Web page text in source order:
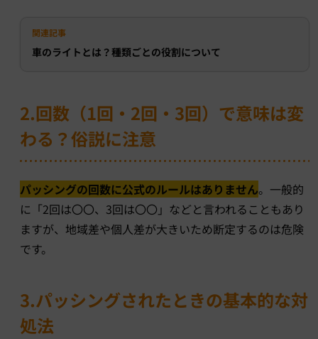
関連記事
車のライトとは？種類ごとの役割について
2.回数（1回・2回・3回）で意味は変
わる？俗説に注意
パッシングの回数に公式のルールはありません。一般的
に「2回は〇〇、3回は〇〇」などと言われることもあり
ますが、地域差や個人差が大きいため断定するのは危険
です。
3.パッシングされたときの基本的な対
処法